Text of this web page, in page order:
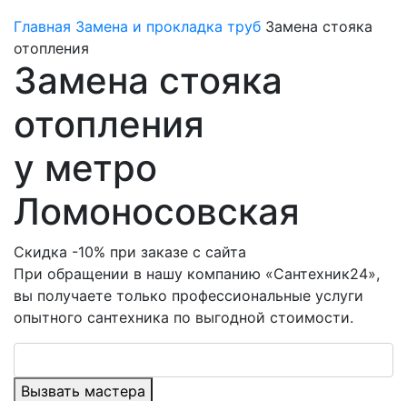
Главная Замена и прокладка труб Замена стояка
отопления
Замена стояка
отопления
у метро
Ломоносовская
Скидка -10% при заказе с сайта
При обращении в нашу компанию «Сантехник24»,
вы получаете только профессиональные услуги
опытного сантехника по выгодной стоимости.
Вызвать мастера